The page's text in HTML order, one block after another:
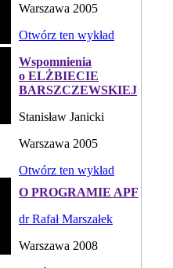
Warszawa 2005
Otwórz ten wykład
Wspomnienia
o ELŻBIECIE
BARSZCZEWSKIEJ
Stanisław Janicki
Warszawa 2005
Otwórz ten wykład
O PROGRAMIE APF
dr Rafał Marszałek
Warszawa 2008